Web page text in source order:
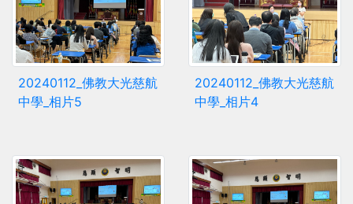
20240112_佛教大光慈航
中學_相片5
20240112_佛教大光慈航
中學_相片4